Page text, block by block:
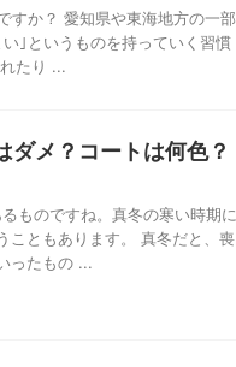
すか？ 愛知県や東海地方の一部
｣というものを持っていく習慣
たり ...
ダメ？コートは何色？
ものですね。真冬の寒い時期に
こともあります。 真冬だと、喪
ったもの ...